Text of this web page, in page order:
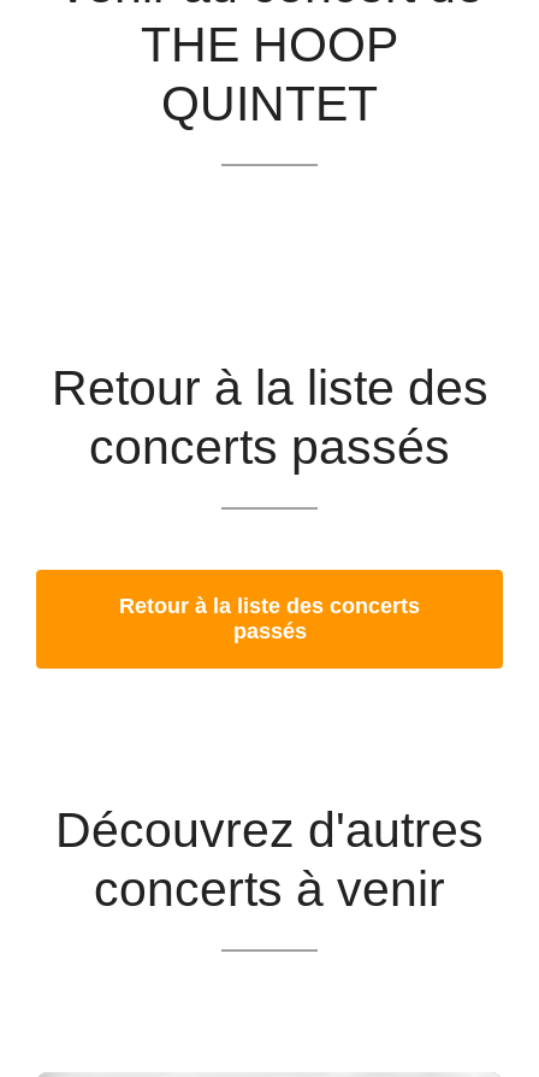
THE HOOP
QUINTET
Retour à la liste des
concerts passés
Retour à la liste des concerts
passés
Découvrez d'autres
concerts à venir